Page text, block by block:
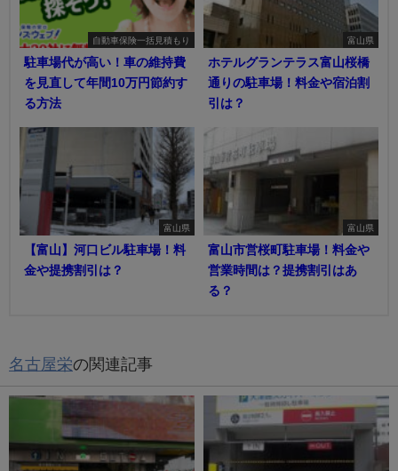
自動車保険一括見積もり
駐車場代が高い！車の維持費
を見直して年間10万円節約す
る方法
富山県
ホテルグランテラス富山桜橋
通りの駐車場！料金や宿泊割
引は？
富山県
【富山】河口ビル駐車場！料
金や提携割引は？
富山県
富山市営桜町駐車場！料金や
営業時間は？提携割引はあ
る？
名古屋栄の関連記事